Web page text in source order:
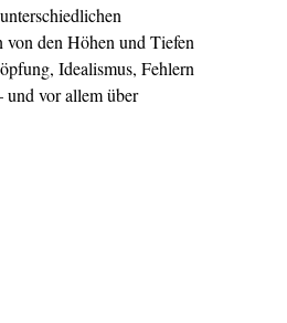
den Höhen und Tiefen
Idealismus, Fehlern
und vor allem über